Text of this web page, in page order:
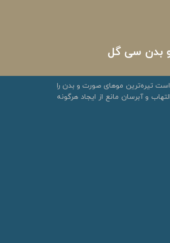
بدن سی گل
تیره‌ترین موهای صورت و بدن را
و آبرسان مانع از ایجاد هرگونه